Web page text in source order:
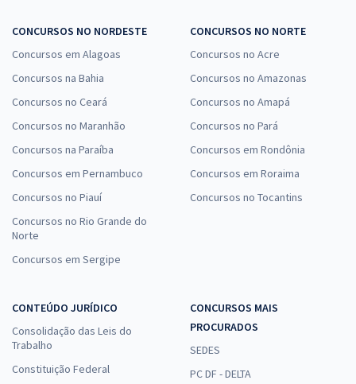
CONCURSOS NO NORDESTE
Concursos em Alagoas
Concursos na Bahia
Concursos no Ceará
Concursos no Maranhão
Concursos na Paraíba
Concursos em Pernambuco
Concursos no Piauí
Concursos no Rio Grande do
Norte
Concursos em Sergipe
CONCURSOS NO NORTE
Concursos no Acre
Concursos no Amazonas
Concursos no Amapá
Concursos no Pará
Concursos em Rondônia
Concursos em Roraima
Concursos no Tocantins
CONTEÚDO JURÍDICO
Consolidação das Leis do
Trabalho
Constituição Federal
CONCURSOS MAIS
PROCURADOS
SEDES
PC DF - DELTA